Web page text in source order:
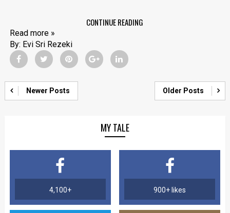
CONTINUE READING
Read more »
By: Evi Sri Rezeki
Newer Posts Older Posts
MY TALE
4,100+ 900+ likes